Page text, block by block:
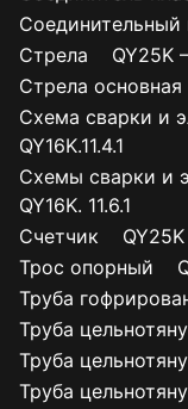
Стрела QY25K
Стрела
Схема сварки и
QY16K.11.4.1
Схемы сварки и
QY16K. 11.6.1
Счетчик QY25K
Трос опорный
Труба
Труба
Труба
Труба